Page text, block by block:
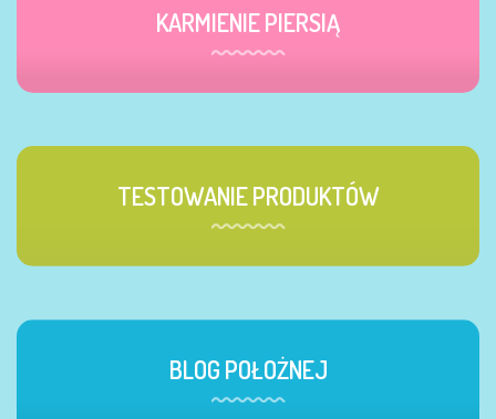
KARMIENIE PIERSIĄ
TESTOWANIE PRODUKTÓW
BLOG POŁOŻNEJ